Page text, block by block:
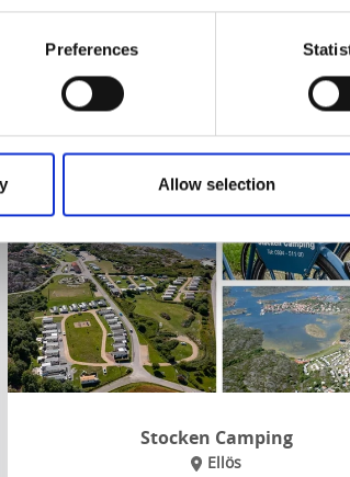
Preferences
Allow selection
Dichtstbijzijnde wandelroute:
Stocken Camping
Ellös